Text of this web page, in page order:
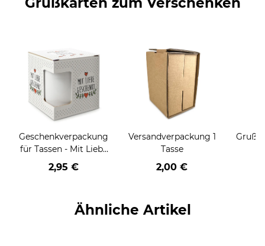
Geschenkverpackung
für Tassen - Mit Liebe
geschenkt
2,95 €
Versandverpackung 1
Tasse
2,00 €
Ähnliche Artikel